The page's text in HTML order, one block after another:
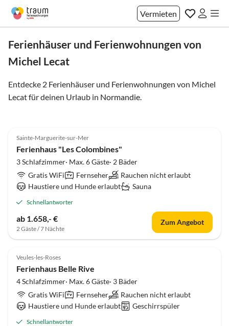
Vermieten
Ferienhäuser und Ferienwohnungen von
Michel Lecat
Entdecke 2 Ferienhäuser und Ferienwohnungen von Michel
Lecat für deinen Urlaub in Normandie.
Sainte-Marguerite-sur-Mer
Ferienhaus "Les Colombines"
3 Schlafzimmer· Max. 6 Gäste· 2 Bäder
Gratis WiFi
Fernseher
Rauchen nicht erlaubt
Haustiere und Hunde erlaubt
Sauna
Schnellantworter
ab 1.658,- €
2 Gäste / 7 Nächte
Zum Angebot
5.0 (8)
Veules-les-Roses
Ferienhaus Belle Rive
4 Schlafzimmer· Max. 6 Gäste· 3 Bäder
Gratis WiFi
Fernseher
Rauchen nicht erlaubt
Haustiere und Hunde erlaubt
Geschirrspüler
Schnellantworter